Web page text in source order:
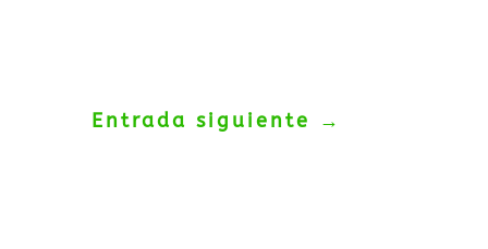
Entrada siguiente →